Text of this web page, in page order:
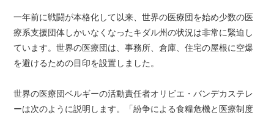
一年前に戦闘が本格化して以来、世界の医療団を始め少数の医
療系支援団体しかいなくなったキダル州の状況は非常に緊迫し
ています。世界の医療団は、事務所、倉庫、住宅の屋根に空爆
を避けるための目印を設置しました。
世界の医療団ベルギーの活動責任者オリビエ・バンデカステレ
ーは次のように説明します。「紛争による食糧危機と医療制度